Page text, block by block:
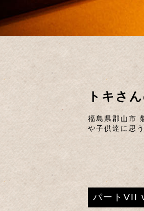
トキさ
福島県郡山市
や子供達に思
パートVII